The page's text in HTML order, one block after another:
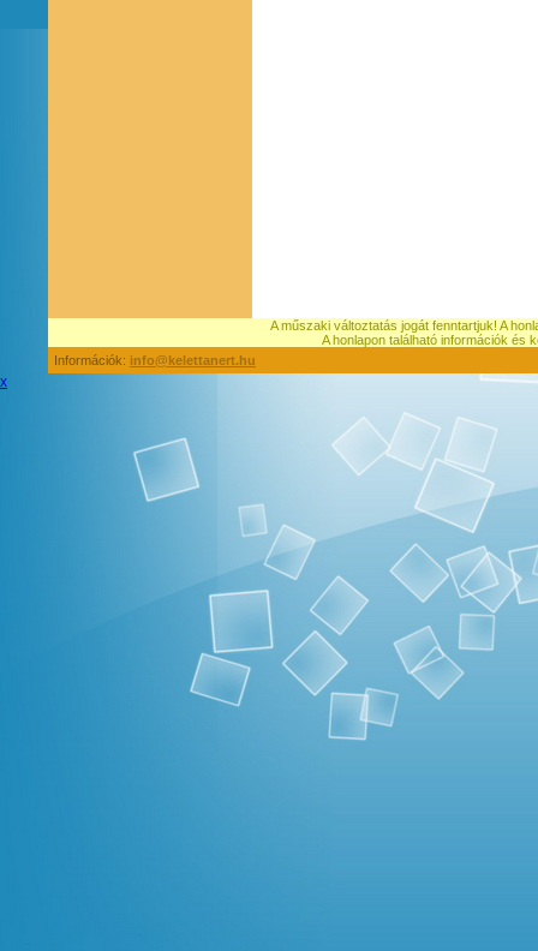
A műszaki változtatás jogát fenntartjuk! A
A honlapon található információk és
Információk: info@kelettanert.hu
x